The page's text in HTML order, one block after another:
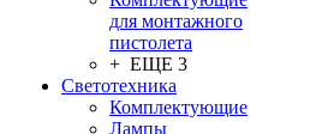
для монтажного
пистолета
+ ЕЩЕ 3
Светотехника
Комплектующие
Лампы